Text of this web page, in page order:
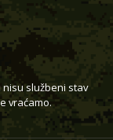
službeni stav
vraćamo.